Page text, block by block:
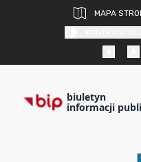
MAPA
biuletyn
informacji